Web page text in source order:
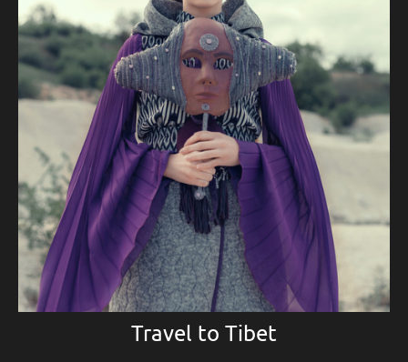
Travel to Tibet